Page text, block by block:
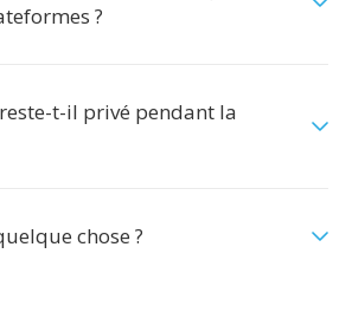
?
t-il privé pendant la
chose ?